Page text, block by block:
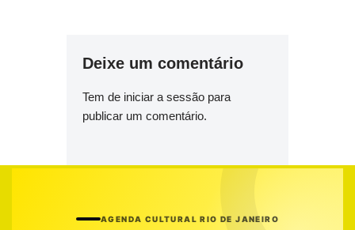
Deixe um comentário
Tem de iniciar a sessão para
publicar um comentário.
AGENDA CULTURAL RIO DE JANEIRO